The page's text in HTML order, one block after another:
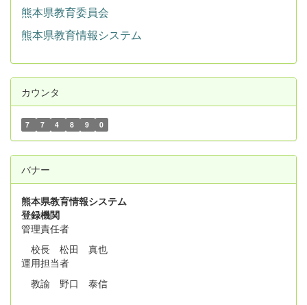
熊本県教育委員会
熊本県教育情報システム
カウンタ
7 7 4 8 9 0
バナー
熊本県教育情報システム
登録機関
管理責任者
校長 松田 真也
運用担当者
教諭 野口 泰信